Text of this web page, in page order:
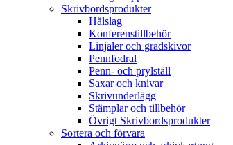
Skrivbordsprodukter
Hålslag
Konferenstillbehör
Linjaler och gradskivor
Pennfodral
Penn- och prylställ
Saxar och knivar
Skrivunderlägg
Stämplar och tillbehör
Övrigt Skrivbordsprodukter
Sortera och förvara